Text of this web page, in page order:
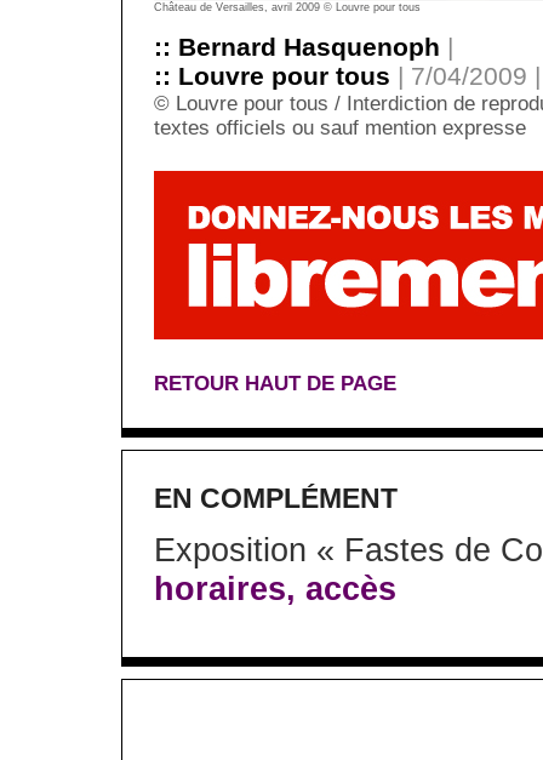
Château de Versailles, avril 2009 © Louvre pour tous
:: Bernard Hasquenoph |
:: Louvre pour tous | 7/04/2009
© Louvre pour tous / Interdiction de
textes officiels ou sauf mention expresse
RETOUR HAUT DE PAGE
EN COMPLÉMENT
Exposition « Fastes de
horaires, accès